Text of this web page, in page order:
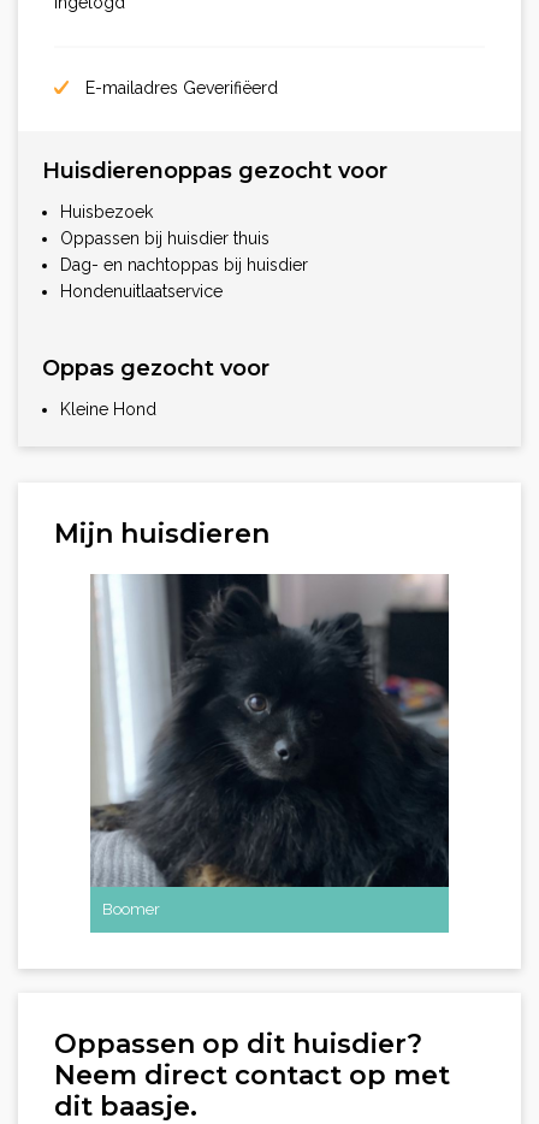
E-mailadres Geverifiëerd
Huisdierenoppas gezocht voor
Huisbezoek
Oppassen bij huisdier thuis
Dag- en nachtoppas bij huisdier
Hondenuitlaatservice
Oppas gezocht voor
Kleine Hond
Mijn huisdieren
Boomer
Oppassen op dit huisdier?
Neem direct contact op met
dit baasje.